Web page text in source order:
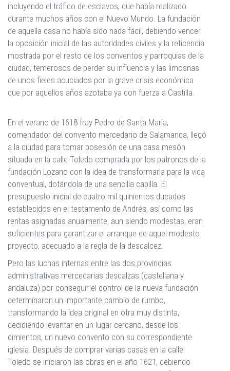
incluyendo el tráfico de esclavos, que había realizado
durante muchos años con el Nuevo Mundo. La fundación
de aquella casa no había sido nada fácil, debiendo vencer
la oposición inicial de las autoridades civiles y la reticencia
mostrada por el resto de los conventos y parroquias de la
ciudad, temerosos de perder su influencia y las limosnas
de unos fieles acuciados por la grave crisis económica
que por aquellos años azotaba ya con fuerza a Castilla.
En el verano de 1618 fray Pedro de Santa María,
comendador del convento mercedario de Salamanca, llegó
a la ciudad para tomar posesión de una casa mesón
situada en la calle Toledo comprada por los patronos de la
fundación Lozano con la idea de transformarla para la vida
conventual, dotándola de una sencilla capilla. El
presupuesto inicial de cuatro mil quinientos ducados
establecidos en el testamento de Andrés, así como las
rentas asignadas anualmente, aun siendo modestas, eran
suficientes para garantizar el arranque de aquel modesto
proyecto, adecuado a la regla de la descalcez.
Pero las luchas internas entre las dos provincias
administrativas mercedarias descalzas (castellana y
andaluza) por conseguir el control de la nueva fundación
determinaron un importante cambio de rumbo,
transformando la idea original en otra muy distinta,
decidiendo levantar en un lugar cercano, desde los
cimientos, un nuevo convento con su correspondiente
iglesia. Después de comprar varias casas en la calle
Toledo se iniciaron las obras en el año 1621, debiendo